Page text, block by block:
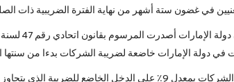
في غضون ستة أشهر من نهاية الفترة الضريبية ذات
الإمارات خاضعة لضريبة الشركات بدءا من سنتها المالية